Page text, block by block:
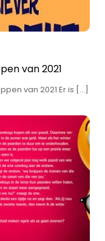
van 2021
van 2021 Er is […]